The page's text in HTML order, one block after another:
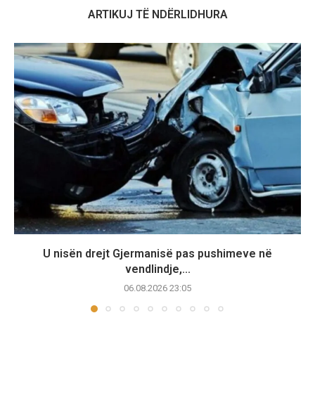
ARTIKUJ TË NDËRLIDHURA
U nisën drejt Gjermanisë pas pushimeve në
vendlindje,...
06.08.2026 23:05